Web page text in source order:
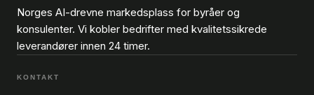
Norges AI-drevne markedsplass for byråer og
konsulenter. Vi kobler bedrifter med kvalitetssikrede
leverandører innen 24 timer.
KONTAKT